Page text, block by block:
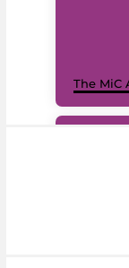
The MiC